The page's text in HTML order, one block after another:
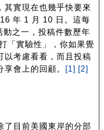
其實現在也幾乎快要來
年 1 月 10 日。這每
之一，投稿件數歷年
「實驗性」，你如果覺
以考慮看看，而且投稿
會上的回顧。
[1] [2]
了目前美國東岸的分部